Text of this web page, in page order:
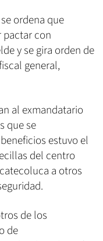
ordena que
pactar con
y se gira orden de
general,
al exmandatario
que se
estuvo el
del centro
a otros
de los
de